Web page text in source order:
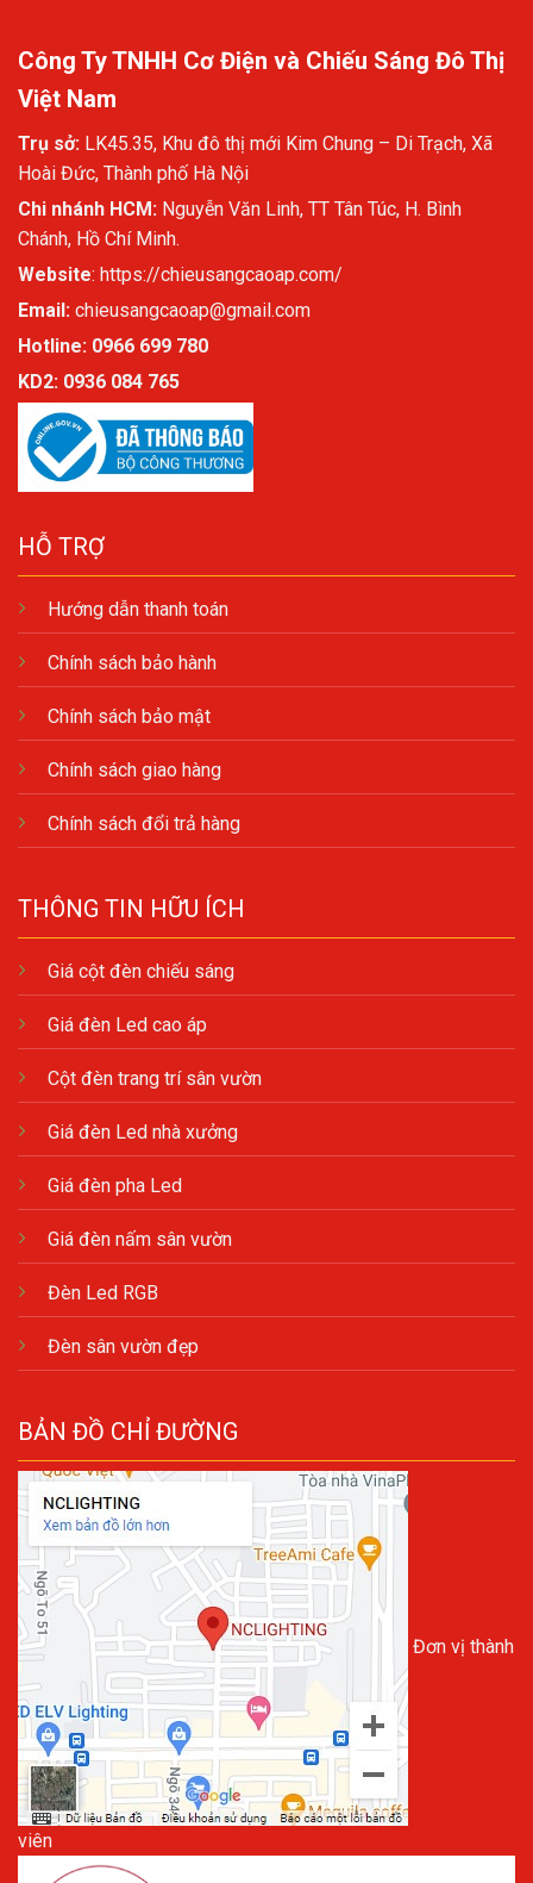
Công Ty TNHH Cơ Điện và Chiếu Sáng Đô Thị
Việt Nam
Trụ sở: LK45.35, Khu đô thị mới Kim Chung – Di Trạch, Xã
Hoài Đức, Thành phố Hà Nội
Chi nhánh HCM: Nguyễn Văn Linh, TT Tân Túc, H. Bình
Chánh, Hồ Chí Minh.
Website: https://chieusangcaoap.com/
Email: chieusangcaoap@gmail.com
Hotline: 0966 699 780
KD2: 0936 084 765
HỖ TRỢ
Hướng dẫn thanh toán
Chính sách bảo hành
Chính sách bảo mật
Chính sách giao hàng
Chính sách đổi trả hàng
THÔNG TIN HỮU ÍCH
Giá cột đèn chiếu sáng
Giá đèn Led cao áp
Cột đèn trang trí sân vườn
Giá đèn Led nhà xưởng
Giá đèn pha Led
Giá đèn nấm sân vườn
Đèn Led RGB
Đèn sân vườn đẹp
BẢN ĐỒ CHỈ ĐƯỜNG
Đơn vị thành
viên